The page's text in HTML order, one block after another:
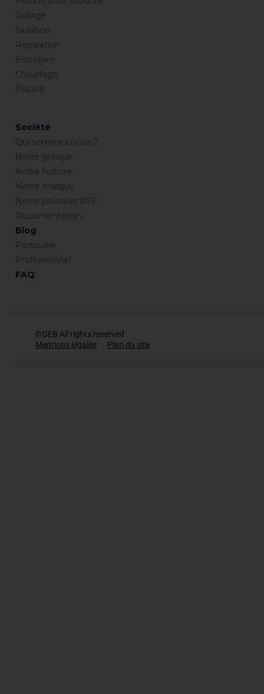
Collage
Isolation
Réparation
Entretien
Chauffage
Piscine
Société
Qui sommes nous ?
Notre groupe
Notre histoire
Notre marque
Notre politique RSE
Documentation
Blog
Particulier
Professionnel
FAQ
©GEB All rights reserved
Mentions légales
Plan du site